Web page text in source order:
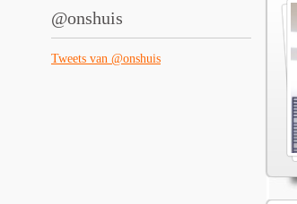
@onshuis
Tweets van @onshuis